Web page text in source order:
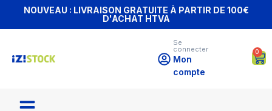
NOUVEAU : LIVRAISON GRATUITE À PARTIR DE 100€
D'ACHAT HTVA
Se
connecter
Mon
compte
0